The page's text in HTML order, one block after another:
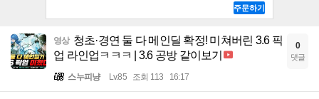
영상 청초·경연 둘 다 메인딜 확정! 미쳐버린 3.6 픽
업 라인업ㅋㅋㅋ | 3.6 공방 같이보기
스누피냥 Lv.85 조회 113 16:17
0
댓글